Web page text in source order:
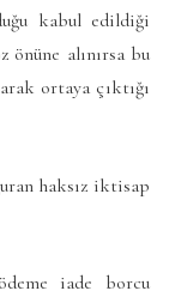
kabul edildiği
önüne alınırsa bu
ortaya çıktığı
haksız iktisap
iade borcu